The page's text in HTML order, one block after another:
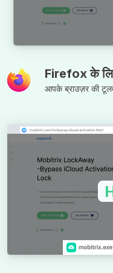
Firefox के
आपके ब्राउज़र की